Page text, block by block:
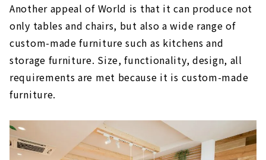
Another appeal of World is that it can produce not
only tables and chairs, but also a wide range of
custom-made furniture such as kitchens and
storage furniture. Size, functionality, design, all
requirements are met because it is custom-made
furniture.